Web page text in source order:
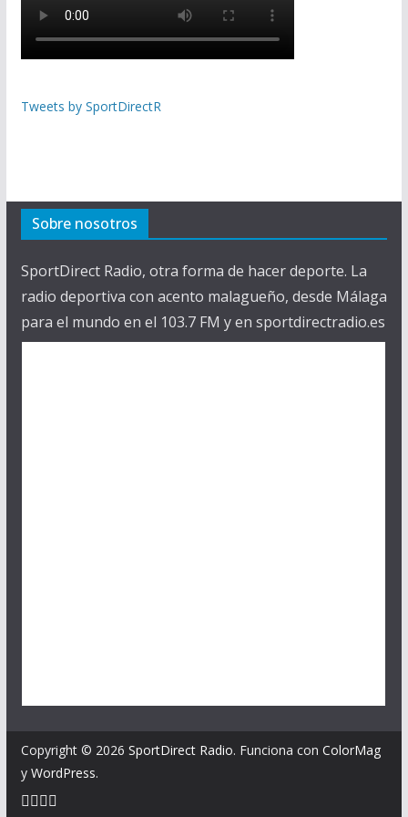
Tweets by SportDirectR
Sobre nosotros
SportDirect Radio, otra forma de hacer deporte. La
radio deportiva con acento malagueño, desde Málaga
para el mundo en el 103.7 FM y en sportdirectradio.es
Copyright © 2026 SportDirect Radio. Funciona con ColorMag
y WordPress.